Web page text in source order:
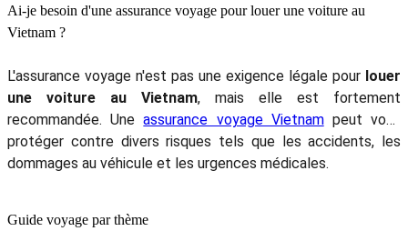
Ai-je besoin d'une assurance voyage pour louer une voiture au
Vietnam ?
L'assurance voyage n'est pas une exigence légale pour louer
une voiture au Vietnam, mais elle est fortement
recommandée. Uneassurance voyage Vietnampeut vous
protéger contre divers risques tels que les accidents, les
dommages au véhicule et les urgences médicales.
Guide voyage par thème